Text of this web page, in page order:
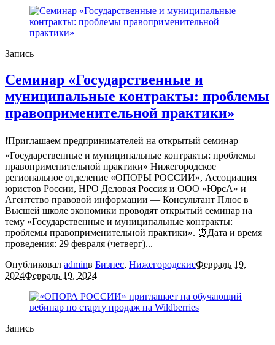
Запись
Семинар «Государственные и
муниципальные контракты: проблемы
правоприменительной практики»
❗️Приглашаем предпринимателей на открытый семинар
«Государственные и муниципальные контракты: проблемы
правоприменительной практики» Нижегородское
региональное отделение «ОПОРЫ РОССИИ», Ассоциация
юристов России, НРО Деловая Россия и ООО «ЮрсА» и
Агентство правовой информации — Консультант Плюс в
Высшей школе экономики проводят открытый семинар на
тему «Государственные и муниципальные контракты:
проблемы правоприменительной практики». ⏰Дата и время
проведения: 29 февраля (четверг)...
Опубликовал adminв Бизнес, НижегородскиеФевраль 19,
2024Февраль 19, 2024
Запись